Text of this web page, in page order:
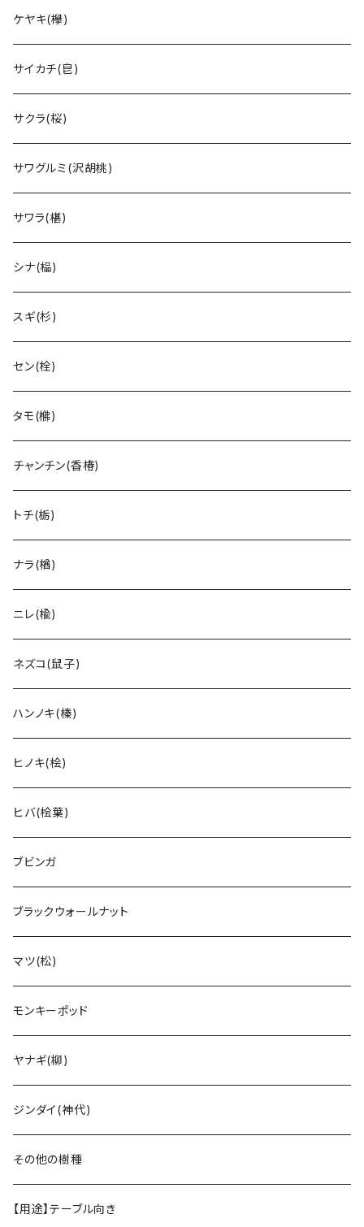
ケヤキ(欅)
サイカチ(皀)
サクラ(桜)
サワグルミ(沢胡桃)
サワラ(椹)
シナ(榀)
スギ(杉)
セン(栓)
タモ(梻)
チャンチン(香椿)
トチ(栃)
ナラ(楢)
ニレ(楡)
ネズコ(鼠子)
ハンノキ(榛)
ヒノキ(桧)
ヒバ(桧葉)
ブビンガ
ブラックウォールナット
マツ(松)
モンキーポッド
ヤナギ(柳)
ジンダイ(神代)
その他の樹種
【用途】テーブル向き